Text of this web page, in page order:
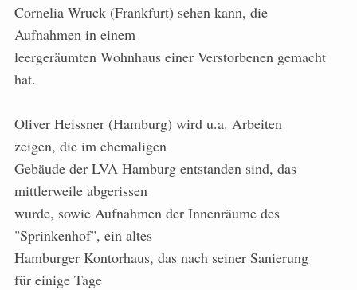
Cornelia Wruck (Frankfurt) sehen kann, die
Aufnahmen in einem
leergeräumten Wohnhaus einer Verstorbenen gemacht
hat.
Oliver Heissner (Hamburg) wird u.a. Arbeiten
zeigen, die im ehemaligen
Gebäude der LVA Hamburg entstanden sind, das
mittlerweile abgerissen
wurde, sowie Aufnahmen der Innenräume des
"Sprinkenhof", ein altes
Hamburger Kontorhaus, das nach seiner Sanierung
für einige Tage